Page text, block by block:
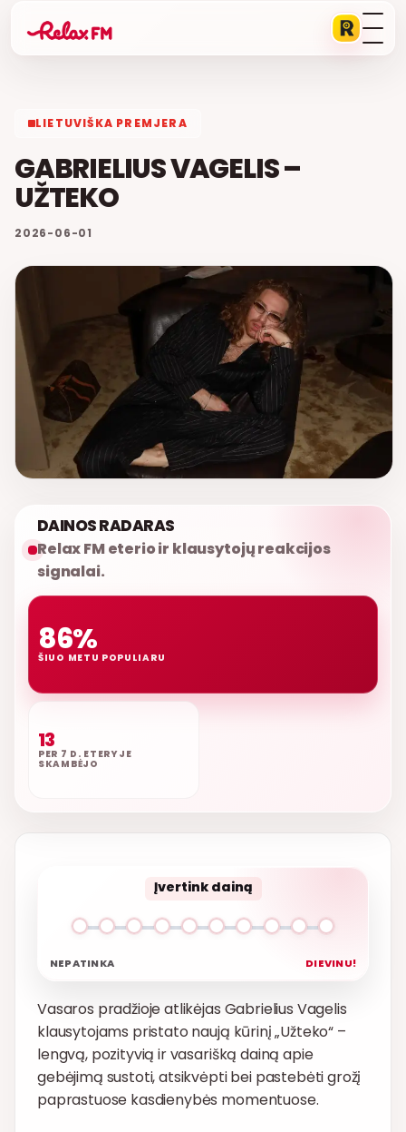
LIETUVIŠKA PREMJERA
GABRIELIUS VAGELIS –
UŽTEKO
2026-06-01
DAINOS RADARAS
Relax FM eterio ir klausytojų reakcijos
signalai.
86%
ŠIUO METU POPULIARU
13
PER 7 D. ETERYJE
SKAMBĖJO
Įvertink dainą
NEPATINKA DIEVINU!
Vasaros pradžioje atlikėjas Gabrielius Vagelis
klausytojams pristato naują kūrinį „Užteko“ –
lengvą, pozityvią ir vasarišką dainą apie
gebėjimą sustoti, atsikvėpti bei pastebėti grožį
paprastuose kasdienybės momentuose.